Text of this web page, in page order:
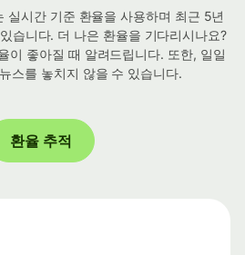
실시간 기준 환율을 사용하며 최근 5년
습니다. 더 나은 환율을 기다리시나요?
이 좋아질 때 알려드립니다. 또한, 일일
스를 놓치지 않을 수 있습니다.
환율 추적